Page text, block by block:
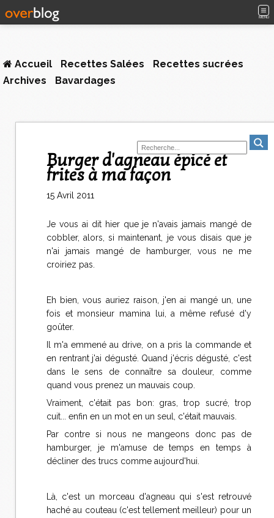
MENU
Accueil Recettes Salées
Recettes sucrées
Archives
Bavardages
Burger d'agneau épicé et
frites à ma façon
15 Avril 2011
Je vous ai dit hier que je n'avais jamais mangé de
cobbler, alors, si maintenant, je vous disais que je
n'ai jamais mangé de hamburger, vous ne me
croiriez pas.
Eh bien, vous auriez raison, j'en ai mangé un, une
fois et monsieur mamina lui, a même refusé d'y
goûter.
Il m'a emmené au drive, on a pris la commande et
en rentrant j'ai dégusté. Quand j'écris dégusté, c'est
dans le sens de connaître sa douleur, comme
quand vous prenez un mauvais coup.
Vraiment, c'était pas bon: gras, trop sucré, trop
cuit... enfin en un mot en un seul, c'était mauvais.
Par contre si nous ne mangeons donc pas de
hamburger, je m'amuse de temps en temps à
décliner des trucs comme aujourd'hui.
Là, c'est un morceau d'agneau qui s'est retrouvé
haché au couteau (c'est tellement meilleur) pour un